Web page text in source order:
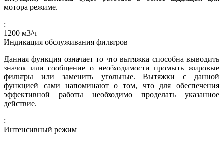
мотора режиме.
:
1200 м3/ч
Индикация обслуживания фильтров
Данная функция означает то что вытяжка способна выводить
значок или сообщение о необходимости промыть жировые
фильтры или заменить угольные. Вытяжки с данной
функцией сами напоминают о том, что для обеспечения
эффективной работы необходимо проделать указанное
действие.
:
Интенсивный режим